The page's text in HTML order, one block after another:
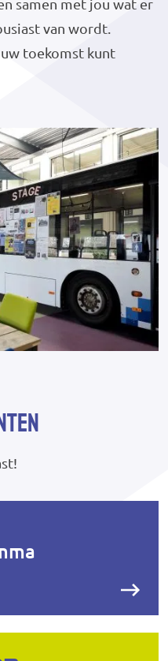
samen met jou wat er
van wordt.
toekomst kunt